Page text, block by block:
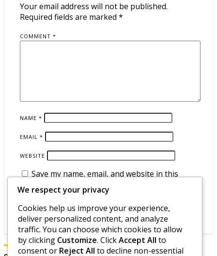
Your email address will not be published.
Required fields are marked *
COMMENT *
NAME *
EMAIL *
WEBSITE
Save my name, email, and website in this
browser for the next time I comment.
We respect your privacy
Cookies help us improve your experience,
deliver personalized content, and analyze
traffic. You can choose which cookies to allow
by clicking Customize. ClickAccept All to
consent or Reject All to decline non-essential